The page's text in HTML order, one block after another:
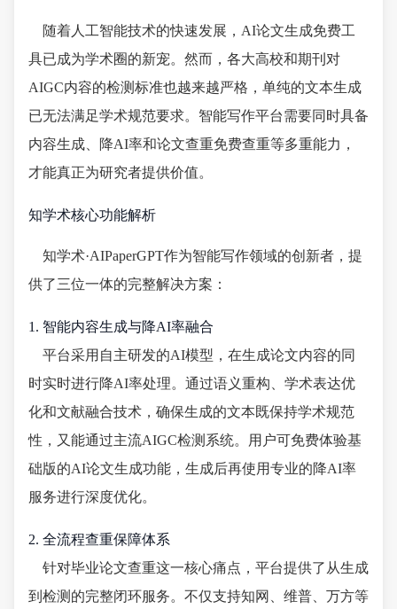
随着人工智能技术的快速发展，AI论文生成免费工
具已成为学术圈的新宠。然而，各大高校和期刊对
AIGC内容的检测标准也越来越严格，单纯的文本生成
已无法满足学术规范要求。智能写作平台需要同时具备
内容生成、降AI率和论文查重免费查重等多重能力，
才能真正为研究者提供价值。
知学术核心功能解析
知学术·AIPaperGPT作为智能写作领域的创新者，提
供了三位一体的完整解决方案：
1. 智能内容生成与降AI率融合
平台采用自主研发的AI模型，在生成论文内容的同
时实时进行降AI率处理。通过语义重构、学术表达优
化和文献融合技术，确保生成的文本既保持学术规范
性，又能通过主流AIGC检测系统。用户可免费体验基
础版的AI论文生成功能，生成后再使用专业的降AI率
服务进行深度优化。
2. 全流程查重保障体系
针对毕业论文查重这一核心痛点，平台提供了从生成
到检测的完整闭环服务。不仅支持知网、维普、万方等